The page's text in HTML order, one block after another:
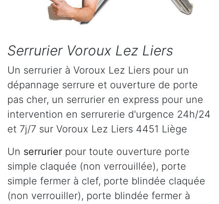
Serrurier Voroux Lez Liers
Un serrurier à Voroux Lez Liers pour un
dépannage serrure et ouverture de porte
pas cher, un serrurier en express pour une
intervention en serrurerie d'urgence 24h/24
et 7j/7 sur Voroux Lez Liers 4451 Liège
Un serrurier pour toute ouverture porte
simple claquée (non verrouillée), porte
simple fermer à clef, porte blindée claquée
(non verrouiller), porte blindée fermer à